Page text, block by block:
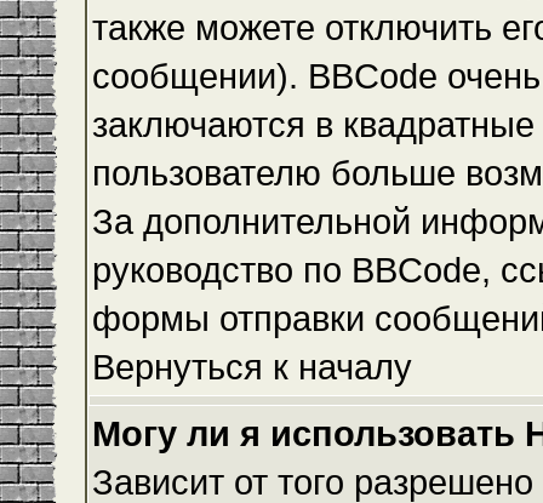
также можете отключить
сообщении). BBCode
заключаются в
пользователю больше
За дополнительной
руководство по BBCode,
формы отправки
Вернуться к началу
Могу ли я использовать
Зависит от того